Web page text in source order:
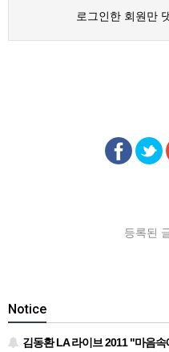
로그인한 회원만
등록된
Notice
김동환 LA 라이브 2011 "마음